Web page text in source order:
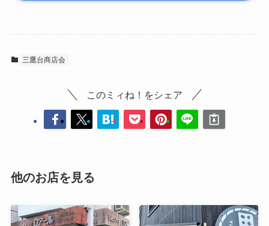
三鷹台商店会
このミィね！をシェア
他のお店を見る